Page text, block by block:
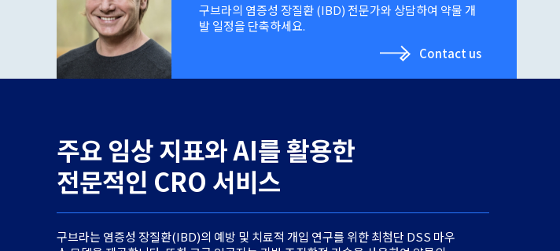
구브라의 염증성 장질환 (IBD) 전문가와 상담하여 약물 개
발 일정을 단축하세요.
Contact us
주요 임상 지표와 AI를 활용한
전문적인 CRO 서비스
구브라는 염증성 장질환(IBD)의 예방 및 치료적 개입 연구를 위한 최첨단 DSS 마우